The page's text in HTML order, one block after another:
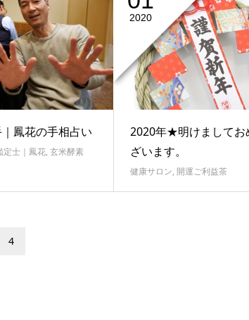
鳳花の手相占い
定士｜鳳花, 玄米酵素
2020
2020年★明けましてお
ざいます。
健康サロン, 開運ご利益茶
4